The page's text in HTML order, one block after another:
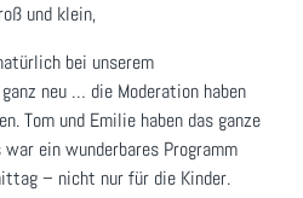
und klein,
bei unserem
neu … die Moderation haben
Tom und Emilie haben das ganze
ein wunderbares Programm
– nicht nur für die Kinder.